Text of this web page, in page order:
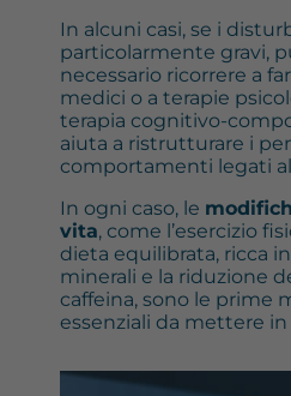
In alcuni casi, se i
particolarmente gravi,
necessario ricorrere a
medici o a terapie
terapia cognitivo-
aiuta a ristrutturare i
comportamenti legati
In ogni caso, le
vita, come l’esercizio
dieta equilibrata, ricca
minerali e la riduzione
caffeina, sono le prime
essenziali da mettere in